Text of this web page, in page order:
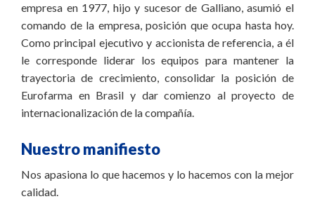
empresa en 1977, hijo y sucesor de Galliano, asumió el
comando de la empresa, posición que ocupa hasta hoy.
Como principal ejecutivo y accionista de referencia, a él
le corresponde liderar los equipos para mantener la
trayectoria de crecimiento, consolidar la posición de
Eurofarma en Brasil y dar comienzo al proyecto de
internacionalización de la compañía.
Nuestro manifiesto
Nos apasiona lo que hacemos y lo hacemos con la mejor
calidad.